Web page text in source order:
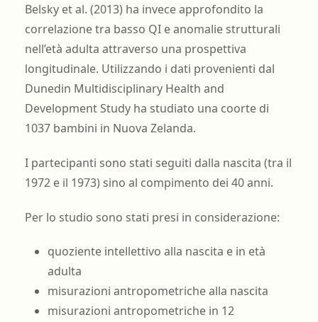
Belsky et al. (2013) ha invece approfondito la
correlazione tra basso QI e anomalie strutturali
nell’età adulta attraverso una prospettiva
longitudinale. Utilizzando i dati provenienti dal
Dunedin Multidisciplinary Health and
Development Study ha studiato una coorte di
1037 bambini in Nuova Zelanda.
I partecipanti sono stati seguiti dalla nascita (tra il
1972 e il 1973) sino al compimento dei 40 anni.
Per lo studio sono stati presi in considerazione:
quoziente intellettivo alla nascita e in età
adulta
misurazioni antropometriche alla nascita
misurazioni antropometriche in 12